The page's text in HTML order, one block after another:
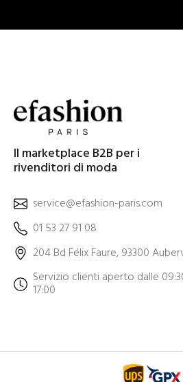
Il marketplace B2B per i
rivenditori di moda
service@efashion-paris.com
01 53 27 91 08
204 Bd Félix Faure, 93300
Servizio clienti aperto dalle
17:00